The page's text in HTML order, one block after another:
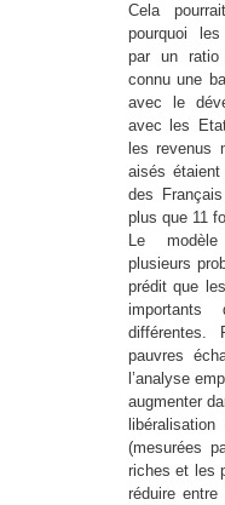
Cela
pourquoi les
par un ratio
connu une
avec le
avec les
les revenus
aisés
des
plus que 11
Le modèle
plusieurs
prédit que
pauvres
l’analyse
augmenter
(mesurées
riches et les
réduire